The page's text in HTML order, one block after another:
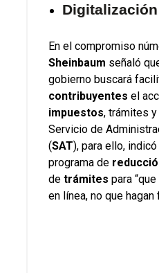
Digitalización
En el compromiso
Sheinbaum señaló
gobierno buscará
contribuyentes el
impuestos, trámites
Servicio de
(SAT), para ello,
programa de
de trámites para
en línea, no que